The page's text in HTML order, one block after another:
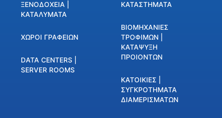
ΞΕΝΟΔΟΧΕΙΑ |
ΚΑΤΑΛΥΜΑΤΑ
ΧΩΡΟΙ ΓΡΑΦΕΙΩΝ
DATA CENTERS |
SERVER ROOMS
ΚΑΤΑΣΤΗΜΑΤΑ
ΒΙΟΜΗΧΑΝΙΕΣ
ΤΡΟΦΙΜΩΝ |
ΚΑΤΑΨΥΞΗ
ΠΡΟΙΟΝΤΩΝ
ΚΑΤΟΙΚΙΕΣ |
ΣΥΓΚΡΟΤΗΜΑΤΑ
ΔΙΑΜΕΡΙΣΜΑΤΩΝ